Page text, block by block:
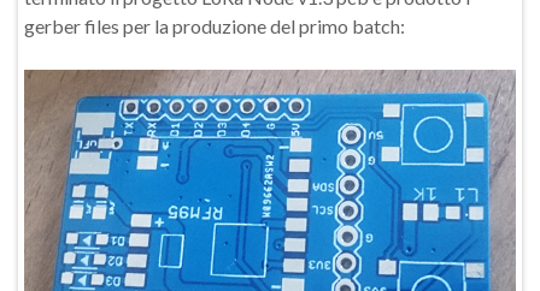
gerber files per la produzione del primo batch: